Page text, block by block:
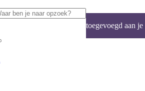
toegevoegd aan je